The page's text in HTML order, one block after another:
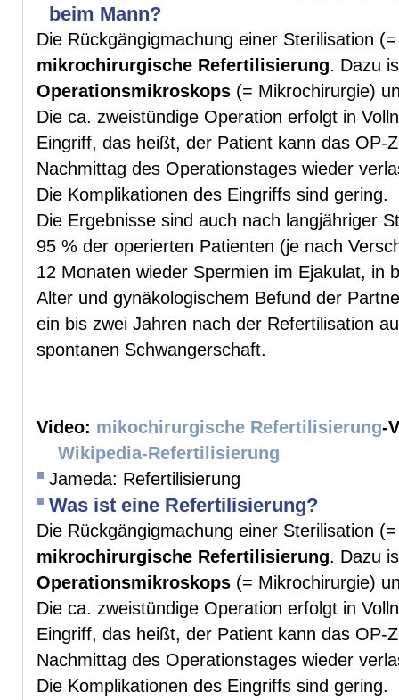
beim Mann?
Die Rückgängigmachung einer Sterilisation
mikrochirurgische Refertilisierung. Dazu
Operationsmikroskops (= Mikrochirurgie)
Die ca. zweistündige Operation erfolgt in
Eingriff, das heißt, der Patient kann das OP-
Nachmittag des Operationstages wieder
Die Komplikationen des Eingriffs sind gering.
Die Ergebnisse sind auch nach langjähriger
95 % der operierten Patienten (je nach
12 Monaten wieder Spermien im Ejakulat, in
Alter und gynäkologischem Befund der
ein bis zwei Jahren nach der Refertilisation
spontanen Schwangerschaft.
Video: mikochirurgische Refertilisierung-
Wikipedia-Refertilisierung
Jameda: Refertilisierung
Was ist eine Refertilisierung?
Die Rückgängigmachung einer Sterilisation
mikrochirurgische Refertilisierung. Dazu
Operationsmikroskops (= Mikrochirurgie)
Die ca. zweistündige Operation erfolgt in
Eingriff, das heißt, der Patient kann das OP-
Nachmittag des Operationstages wieder
Die Komplikationen des Eingriffs sind gering.